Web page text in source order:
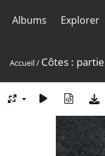
Albums Explorer
Accueil/ Côtes :